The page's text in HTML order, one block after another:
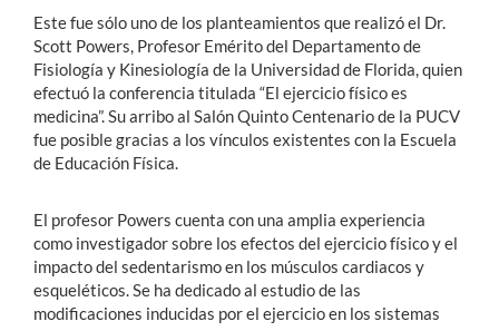
Este fue sólo uno de los planteamientos que realizó el Dr.
Scott Powers, Profesor Emérito del Departamento de
Fisiología y Kinesiología de la Universidad de Florida, quien
efectuó la conferencia titulada “El ejercicio físico es
medicina”. Su arribo al Salón Quinto Centenario de la PUCV
fue posible gracias a los vínculos existentes con la Escuela
de Educación Física.
El profesor Powers cuenta con una amplia experiencia
como investigador sobre los efectos del ejercicio físico y el
impacto del sedentarismo en los músculos cardiacos y
esqueléticos. Se ha dedicado al estudio de las
modificaciones inducidas por el ejercicio en los sistemas